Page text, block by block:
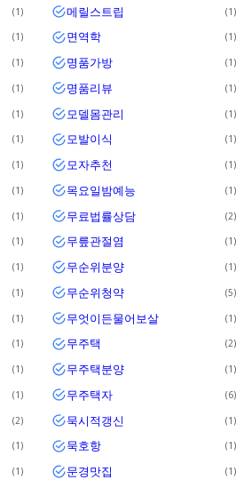
1 메릴스트립 1
1 면역학 1
1 명품가방 1
1 명품리뷰 1
1 모델몸관리 1
1 모발이식 1
1 모자추천 1
1 목요일밤예능 1
1 무료법률상담 2
1 무릎관절염 1
1 무순위분양 1
1 무순위청약 5
1 무엇이든물어보살 1
1 무주택 2
1 무주택분양 1
1 무주택자 6
2 묵시적갱신 1
1 묵호항 1
1 문경맛집 1